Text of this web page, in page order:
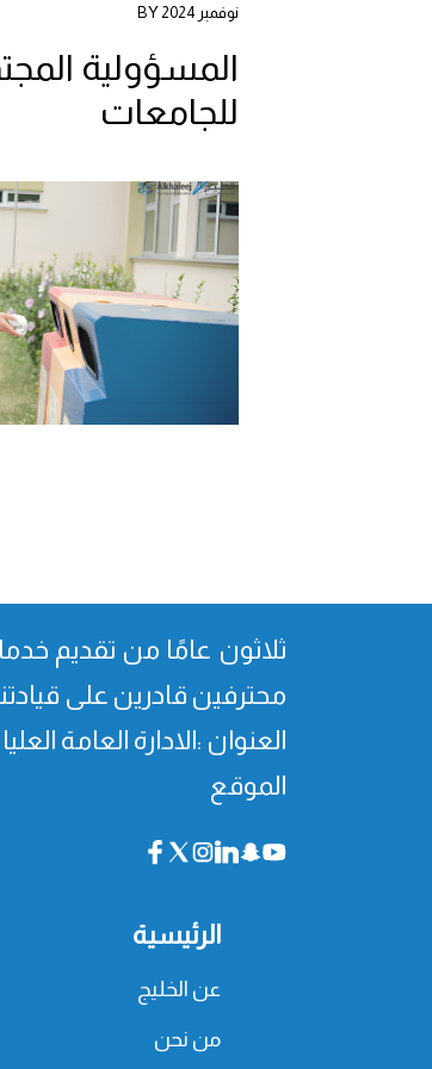
نوفمبر 2024 BY
المسؤولية
للجامعات
ثلاثون عامًا من تقدیم
محترفین قادرین على
العنوان :الادارة العامة
الموقع
الرئيسية
عن الخليج
من نحن